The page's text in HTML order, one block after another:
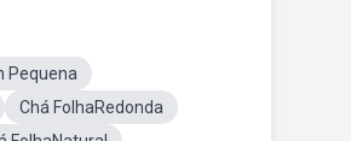
Pequena
Chá FolhaRedonda